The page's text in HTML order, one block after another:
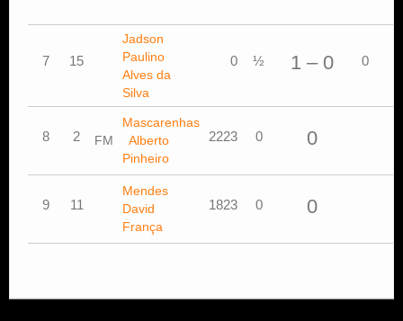
7 15
Jadson
Paulino
Alves da
Silva
0 ½ 1 – 0 0
8 2 FM
Mascarenhas
Alberto
Pinheiro
2223 0 0
9 11
Mendes
David
França
1823 0 0